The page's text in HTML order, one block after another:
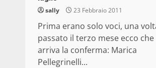
sally 23 Febbraio 2011
Prima erano solo voci, una
passato il terzo mese ecco che
arriva la conferma: Marica
Pellegrinelli...